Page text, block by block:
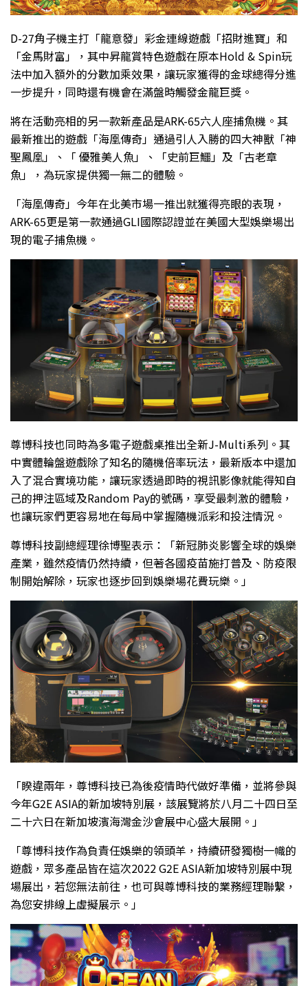
D-27角子機主打「龍意發」彩金連線遊戲「招財進寶」和
「金馬財富」，其中昇龍賞特色遊戲在原本Hold & Spin玩
法中加入額外的分數加乘效果，讓玩家獲得的金球總得分進
一步提升，同時還有機會在滿盤時觸發金龍巨獎。
將在活動亮相的另一款新產品是ARK-65六人座捕魚機。其
最新推出的遊戲「海凰傳奇」通過引人入勝的四大神獸「神
聖鳳凰」、「 優雅美人魚」、「史前巨鱷」及「古老章
魚」，為玩家提供獨一無二的體驗。
「海凰傳奇」今年在北美市場一推出就獲得亮眼的表現，
ARK-65更是第一款通過GLI國際認證並在美國大型娛樂場出
現的電子捕魚機。
尊博科技也同時為多電子遊戲桌推出全新J-Multi系列。其
中實體輪盤遊戲除了知名的隨機倍率玩法，最新版本中還加
入了混合實境功能，讓玩家透過即時的視訊影像就能得知自
己的押注區域及Random Pay的號碼，享受最刺激的體驗，
也讓玩家們更容易地在每局中掌握隨機派彩和投注情況。
尊博科技副總經理徐博聖表示：「新冠肺炎影響全球的娛樂
產業，雖然疫情仍然持續，但著各國疫苗施打普及、防疫限
制開始解除，玩家也逐步回到娛樂場花費玩樂。」
「睽違兩年，尊博科技已為後疫情時代做好準備，並將參與
今年G2E ASIA的新加坡特別展，該展覽將於八月二十四日至
二十六日在新加坡濱海灣金沙會展中心盛大展開。」
「尊博科技作為負責任娛樂的領頭羊，持續研發獨樹一幟的
遊戲，眾多產品皆在這次2022 G2E ASIA新加坡特別展中現
場展出，若您無法前往，也可與尊博科技的業務經理聯繫，
為您安排線上虛擬展示。」